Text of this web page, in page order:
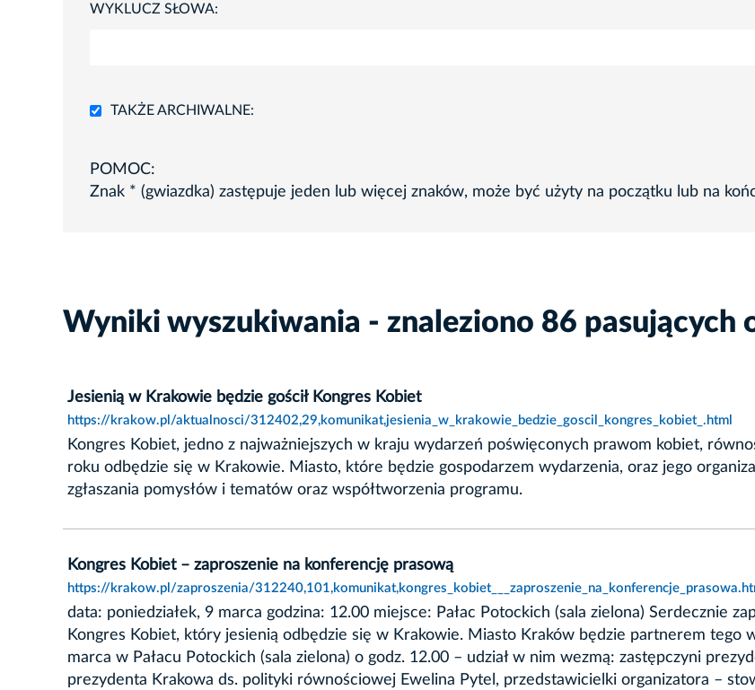
WYKLUCZ SŁOWA:
TAKŻE ARCHIWALNE:
POMOC:
Znak * (gwiazdka) zastępuje jeden lub więcej znaków, może być użyty na początku lub na
Wyniki wyszukiwania - znaleziono 86 pasujących
Jesienią w Krakowie będzie gościł Kongres Kobiet
https://krakow.pl/aktualnosci/312402,29,komunikat,jesienia_w_krakowie_bedzie_goscil_kongres_kobiet_.html
Kongres Kobiet, jedno z najważniejszych w kraju wydarzeń poświęconych prawom kobiet,
roku odbędzie się w Krakowie. Miasto, które będzie gospodarzem wydarzenia, oraz jego
zgłaszania pomysłów i tematów oraz współtworzenia programu.
Kongres Kobiet – zaproszenie na konferencję prasową
https://krakow.pl/zaproszenia/
data: poniedziałek, 9 marca godzina: 12.00 miejsce: Pałac Potockich (sala zielona) Serdecznie
Kongres Kobiet, który jesienią odbędzie się w Krakowie. Miasto Kraków będzie partnerem tego
marca w Pałacu Potockich (sala zielona) o godz. 12.00 – udział w nim wezmą: zastępczyni
prezydenta Krakowa ds. polityki równościowej Ewelina Pytel, przedstawicielki organizatora –